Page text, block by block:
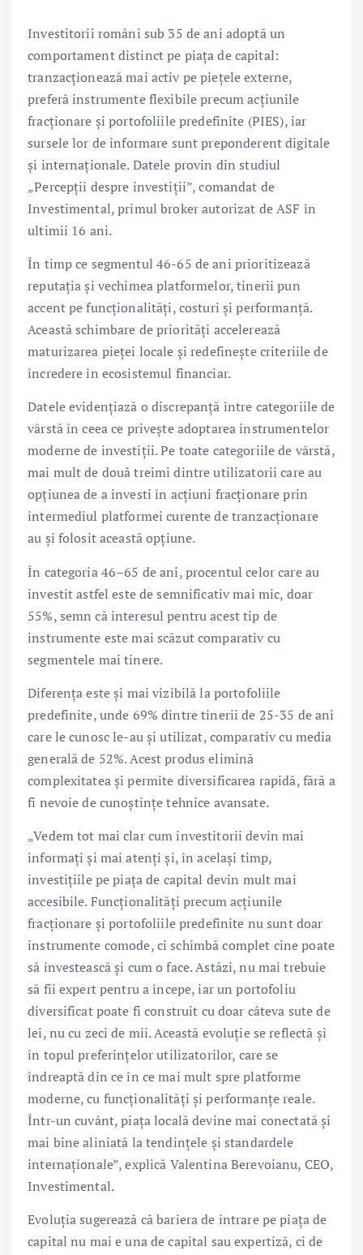
Investitorii români sub 35 de ani adoptă un
comportament distinct pe piața de capital:
tranzacționează mai activ pe piețele externe,
preferă instrumente flexibile precum acțiunile
fracționare și portofoliile predefinite (PIES), iar
sursele lor de informare sunt preponderent digitale
și internaționale. Datele provin din studiul
„Percepții despre investiții”, comandat de
Investimental, primul broker autorizat de ASF în
ultimii 16 ani.
În timp ce segmentul 46-65 de ani prioritizează
reputația și vechimea platformelor, tinerii pun
accent pe funcționalități, costuri și performanță.
Această schimbare de priorități accelerează
maturizarea pieței locale și redefinește criteriile de
încredere în ecosistemul financiar.
Datele evidențiază o discrepanță între categoriile de
vârstă în ceea ce privește adoptarea instrumentelor
moderne de investiții. Pe toate categoriile de vârstă,
mai mult de două treimi dintre utilizatorii care au
opțiunea de a investi în acțiuni fracționare prin
intermediul platformei curente de tranzacționare
au și folosit această opțiune.
În categoria 46–65 de ani, procentul celor care au
investit astfel este de semnificativ mai mic, doar
55%, semn că interesul pentru acest tip de
instrumente este mai scăzut comparativ cu
segmentele mai tinere.
Diferența este și mai vizibilă la portofoliile
predefinite, unde 69% dintre tinerii de 25-35 de ani
care le cunosc le-au și utilizat, comparativ cu media
generală de 52%. Acest produs elimină
complexitatea și permite diversificarea rapidă, fără a
fi nevoie de cunoștințe tehnice avansate.
„Vedem tot mai clar cum investitorii devin mai
informați și mai atenți și, în același timp,
investițiile pe piața de capital devin mult mai
accesibile. Funcționalități precum acțiunile
fracționare și portofoliile predefinite nu sunt doar
instrumente comode, ci schimbă complet cine poate
să investească și cum o face. Astăzi, nu mai trebuie
să fii expert pentru a începe, iar un portofoliu
diversificat poate fi construit cu doar câteva sute de
lei, nu cu zeci de mii. Această evoluție se reflectă și
în topul preferințelor utilizatorilor, care se
îndreaptă din ce în ce mai mult spre platforme
moderne, cu funcționalități și performanțe reale.
Într-un cuvânt, piața locală devine mai conectată și
mai bine aliniată la tendințele și standardele
internaționale”, explică Valentina Berevoianu, CEO,
Investimental.
Evoluția sugerează că bariera de intrare pe piața de
capital nu mai e una de capital sau expertiză, ci de